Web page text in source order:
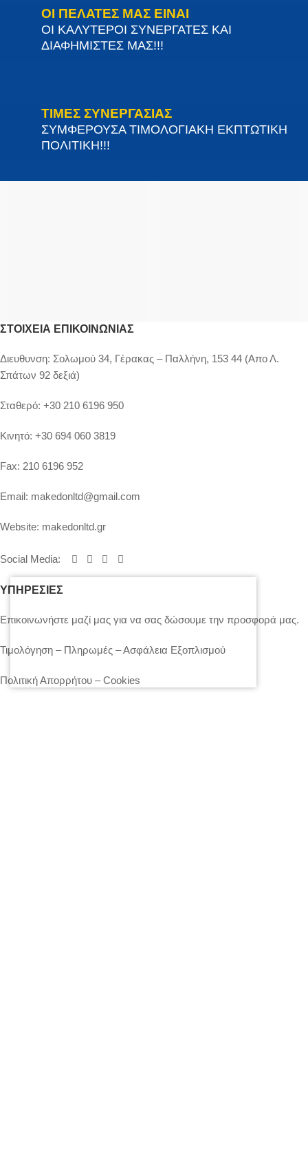
ΟΙ ΠΕΛΑΤΕΣ ΜΑΣ ΕΙΝΑΙ
ΟΙ ΚΑΛΥΤΕΡΟΙ ΣΥΝΕΡΓΑΤΕΣ ΚΑΙ
ΔΙΑΦΗΜΙΣΤΕΣ ΜΑΣ!!!
ΤΙΜΕΣ ΣΥΝΕΡΓΑΣΙΑΣ
ΣΥΜΦΕΡΟΥΣΑ ΤΙΜΟΛΟΓΙΑΚΗ ΕΚΠΤΩΤΙΚΗ
ΠΟΛΙΤΙΚΗ!!!
ΣΤΟΙΧΕΊΑ ΕΠΙΚΟΙΝΩΝΊΑΣ
Διευθυνση: Σολωμού 34, Γέρακας – Παλλήνη, 153 44 (Απο Λ.
Σπάτων 92 δεξιά)
Σταθερό: +30 210 6196 950
Κινητό: +30 694 060 3819
Fax: 210 6196 952
Email: makedonltd@gmail.com
Website: makedonltd.gr
Social Media:
ΥΠΗΡΕΣΙΕΣ
Επικοινωνήστε μαζί μας για να σας δώσουμε την προσφορά μας.
Τιμολόγηση – Πληρωμές – Ασφάλεια Εξοπλισμού
Πολιτική Απορρήτου – Cookies